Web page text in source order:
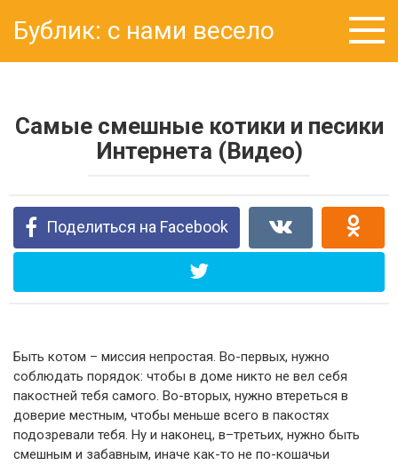
контенту
Бублик: с нами весело
Самые смешные котики и песики
Интернета (Видео)
Поделиться на Facebook
Быть котом – миссия непростая. Во-первых, нужно
соблюдать порядок: чтобы в доме никто не вел себя
пакостней тебя самого. Во-вторых, нужно втереться в
доверие местным, чтобы меньше всего в пакостях
подозревали тебя. Ну и наконец, в–третьих, нужно быть
смешным и забавным, иначе как-то не по-кошачьи